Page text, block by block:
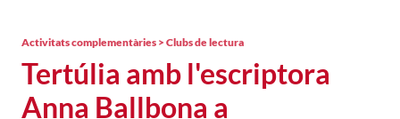
Tertúlia amb l'escriptora
Anna Ballbona a
Activitats complementàries > Clubs de lectura